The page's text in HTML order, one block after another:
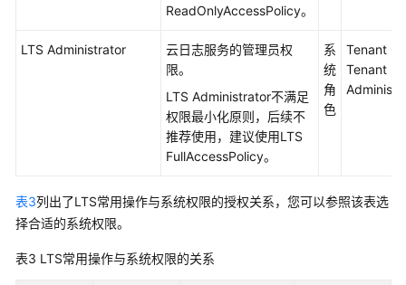
（SLA）
支
区
ReadOnlyAccessPolicy。
LTS Administrator
云日志服务的管理员权
限。
LTS Administrator不满足
权限最小化原则，后续不
推荐使用，建议使用LTS
FullAccessPolicy。
系
统
角
色
Tenant
Tenant
表3列出了LTS常用操作与系统权限的授权关系，您可以参照该表选
择合适的系统权限。
表3 LTS常用操作与系统权限的关系